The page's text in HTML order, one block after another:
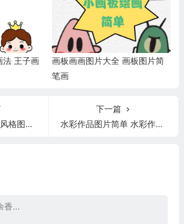
法 王子画
画板画画图片大全 画板图片简
笔画
片欣赏
下一篇
水彩作品图片简单 水彩作品欣赏图片